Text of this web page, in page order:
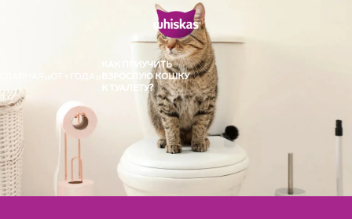
ОТ 1 ГОДА
КАК ПРИУЧИТЬ
ВЗРОСЛУЮ КОШКУ
К ТУАЛЕТУ?